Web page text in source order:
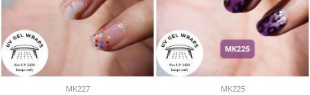
MK227 MK225